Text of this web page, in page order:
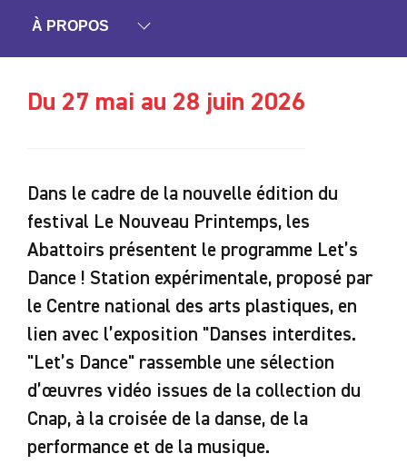
À PROPOS
Du 27 mai au 28 juin 2026
Dans le cadre de la nouvelle édition du
festival Le Nouveau Printemps, les
Abattoirs présentent le programme Let’s
Dance ! Station expérimentale, proposé par
le Centre national des arts plastiques, en
lien avec l’exposition "Danses interdites.
"Let’s Dance" rassemble une sélection
d’œuvres vidéo issues de la collection du
Cnap, à la croisée de la danse, de la
performance et de la musique.